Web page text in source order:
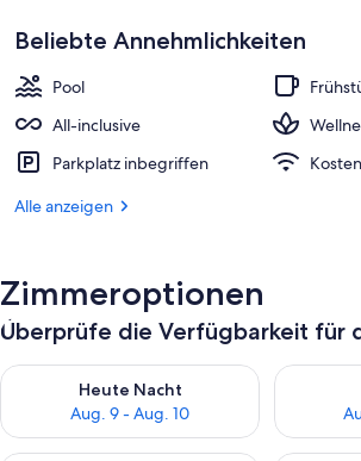
5
Beliebte Annehmlichkeiten
Pool
All-inclusive
Parkplatz inbegriffen
Alle anzeigen
Zimmeroptionen
Überprüfe die Verfügbarkeit für
Heute Nacht
Aug. 9 - Aug. 10
Überprüfe die Verfügbarkeit für heute